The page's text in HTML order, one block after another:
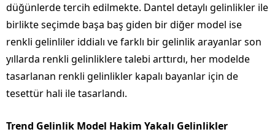
düğünlerde tercih edilmekte. Dantel detaylı gelinlikler ile
birlikte seçimde başa baş giden bir diğer model ise
renkli gelinliler iddialı ve farklı bir gelinlik arayanlar son
yıllarda renkli gelinliklere talebi arttırdı, her modelde
tasarlanan renkli gelinlikler kapalı bayanlar için de
tesettür hali ile tasarlandı.
Trend Gelinlik Model Hakim Yakalı Gelinlikler